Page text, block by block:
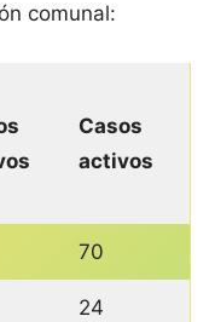
comunal:
Casos
activos
70
24